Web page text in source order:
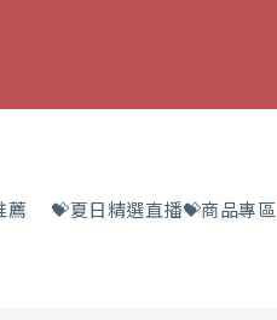
薦 💝夏日精選直播💝商品專區